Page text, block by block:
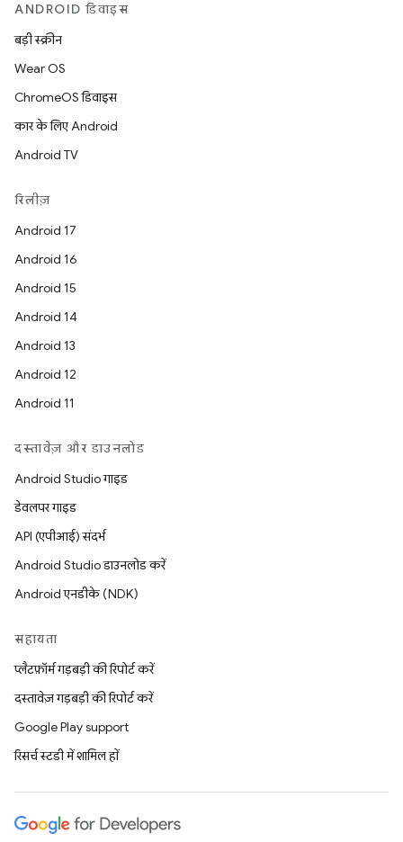
ANDROID डिवाइस
बड़ी स्क्रीन
Wear OS
ChromeOS डिवाइस
कार के लिए Android
Android TV
रिलीज़
Android 17
Android 16
Android 15
Android 14
Android 13
Android 12
Android 11
दस्तावेज़ और डाउनलोड
Android Studio गाइड
डेवलपर गाइड
API (एपीआई) संदर्भ
Android Studio डाउनलोड करें
Android एनडीके (NDK)
सहायता
प्लैटफ़ॉर्म गड़बड़ी की रिपोर्ट करें
दस्तावेज़ गड़बड़ी की रिपोर्ट करें
Google Play support
रिसर्च स्टडी में शामिल हों